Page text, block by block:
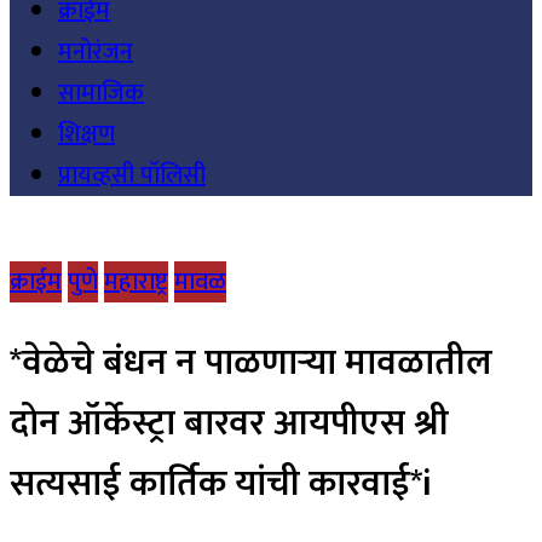
क्राईम
मनोरंजन
सामाजिक
शिक्षण
प्रायव्हसी पॉलिसी
क्राईमपुणेमहाराष्ट्रमावळ
*वेळेचे बंधन न पाळणाऱ्या मावळातील
दोन ऑर्केस्ट्रा बारवर आयपीएस श्री
सत्यसाई कार्तिक यांची कारवाई*i